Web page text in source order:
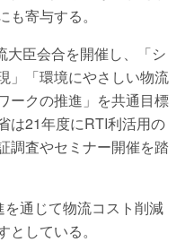
寄与する。
大臣会合を開催し、「シ
」「環境にやさしい物流
ークの推進」を共通目標
は21年度にRTI利活用の
調査やセミナー開催を踏
通じて物流コスト削減
している。